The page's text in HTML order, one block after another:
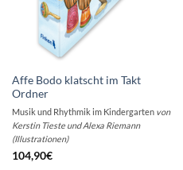
Affe Bodo klatscht im Takt
Ordner
104,90€
Musik und Rhythmik im Kindergarten von
Kerstin Tieste und Alexa Riemann
(Illustrationen)